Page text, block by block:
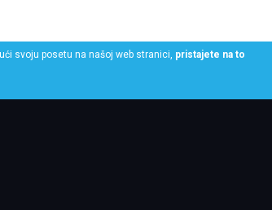
svoju posetu na našoj web stranici, pristajete na to